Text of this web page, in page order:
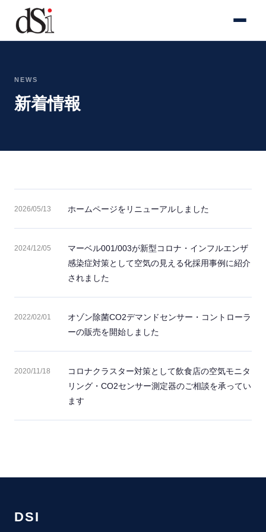
NEWS
新着情報
2026/05/13 ホームページをリニューアルしました
2024/12/05
マーベル001/003が新型コロナ・インフルエンザ
感染症対策として空気の見える化採用事例に紹介
されました
2022/02/01
オゾン除菌CO2デマンドセンサー・コントローラ
ーの販売を開始しました
2020/11/18
コロナクラスター対策として飲食店の空気モニタ
リング・CO2センサー測定器のご相談を承ってい
ます
DSI